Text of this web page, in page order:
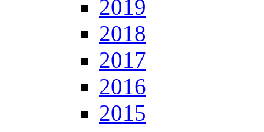
2019
2018
2017
2016
2015